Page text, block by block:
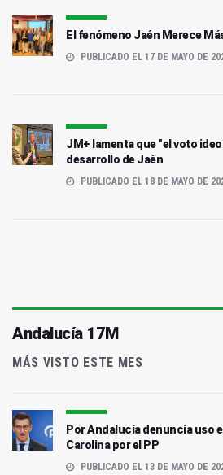
El fenómeno Jaén Merece
PUBLICADO EL 17 DE MAYO DE
JM+ lamenta que "el voto
desarrollo de Jaén
PUBLICADO EL 18 DE MAYO DE
Andalucía 17M
MÁS VISTO ESTE MES
Por Andalucía denuncia uso
Carolina por el PP
PUBLICADO EL 13 DE MAYO DE